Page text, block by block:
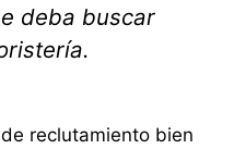
deba buscar
reclutamiento bien